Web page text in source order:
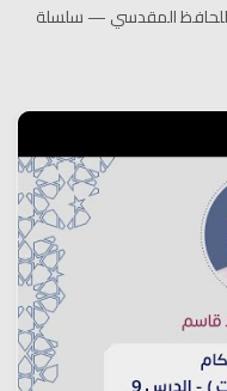
للحافظ المقدسي — سلسلة